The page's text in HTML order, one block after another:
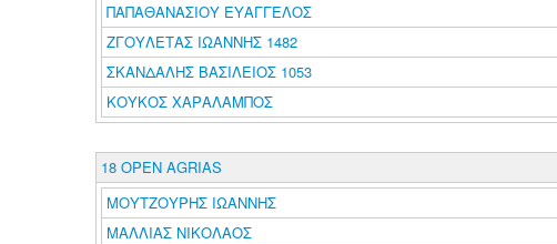
ΠΑΠΑΘΑΝΑΣΙΟΥ ΕΥΑΓΓΕΛΟΣ
ΖΓΟΥΛΕΤΑΣ ΙΩΑΝΝΗΣ 1482
ΣΚΑΝΔΑΛΗΣ ΒΑΣΙΛΕΙΟΣ 1053
ΚΟΥΚΟΣ ΧΑΡΑΛΑΜΠΟΣ
18 OPEN AGRIAS
ΜΟΥΤΖΟΥΡΗΣ ΙΩΑΝΝΗΣ
ΜΑΛΛΙΑΣ ΝΙΚΟΛΑΟΣ